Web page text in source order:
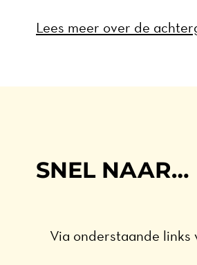
Lees meer over de
SNEL NAAR…
Via onderstaande